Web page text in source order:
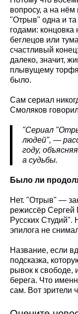
вопросу, а на
"Отрыв" одна и
годами: концовка
беглецов или
счастливый
далеко, значит,
плывущему
было.
Сам сериал
Смоляков
"Сериал
людей", —
году,
а судьбы.
Было ли
Нет. "Отрыв" —
режиссёр
Русских Студий".
эпилога не
Название, если
подсказка,
рывок к свободе,
берега. Что
сам. Вот зрители